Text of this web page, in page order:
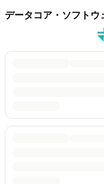
データコア・ソフトウ